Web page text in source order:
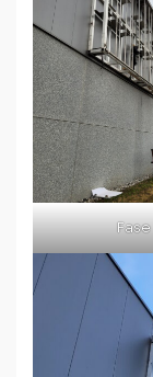
Fase